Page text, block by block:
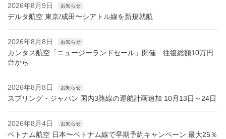
2026年8月9日 お知らせ
デルタ航空 東京/成田〜シアトル線を新規就航
2026年8月8日 お知らせ
カンタス航空「ニュージーランドセール」開催 往復総額10万円
台から
2026年8月8日 お知らせ
スプリング・ジャパン 国内3路線の運航計画追加 10月13日～24日
2026年8月4日 お知らせ
ベトナム航空 日本〜ベトナム線で早期予約キャンペーン 最大25％